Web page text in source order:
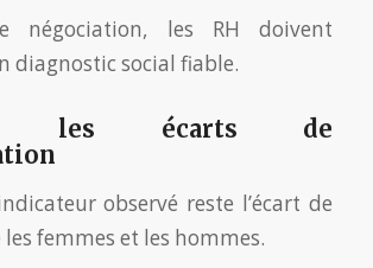
négociation, les RH doivent
diagnostic social fiable.
les écarts de
observé reste l’écart de
femmes et les hommes.